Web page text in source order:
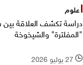
علوم
دراسة تكشف العلاقة
"المفلترة" والشيخوخة
l 27 يوليو 2026